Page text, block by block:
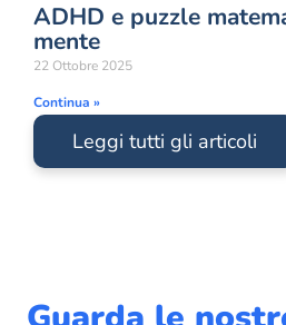
ADHD e puzzle
mente
22 Ottobre 2025
Continua »
Leggi tutti gli articoli